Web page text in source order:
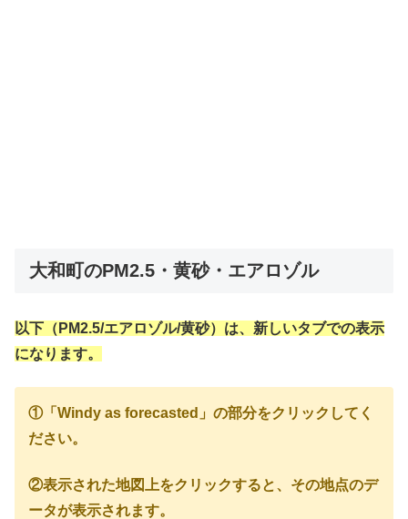
大和町のPM2.5・黄砂・エアロゾル
以下（PM2.5/エアロゾル/黄砂）は、新しいタブでの表示
になります。
①「Windy as forecasted」の部分をクリックしてく
ださい。
②表示された地図上をクリックすると、その地点のデ
ータが表示されます。